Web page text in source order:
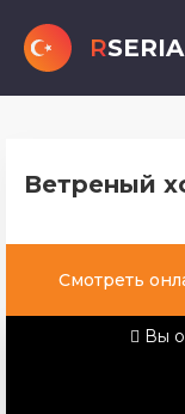
R
Ветреный
Смотреть
Вы